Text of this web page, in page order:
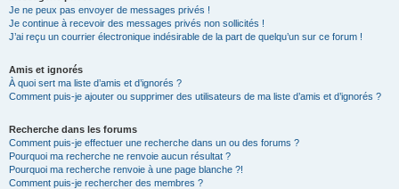
Je ne peux pas envoyer de messages privés !
Je continue à recevoir des messages privés non sollicités !
J’ai reçu un courrier électronique indésirable de la part de quelqu’un sur ce forum !
Amis et ignorés
À quoi sert ma liste d’amis et d’ignorés ?
Comment puis-je ajouter ou supprimer des utilisateurs de ma liste d’amis et d’ignorés ?
Recherche dans les forums
Comment puis-je effectuer une recherche dans un ou des forums ?
Pourquoi ma recherche ne renvoie aucun résultat ?
Pourquoi ma recherche renvoie à une page blanche ?!
Comment puis-je rechercher des membres ?